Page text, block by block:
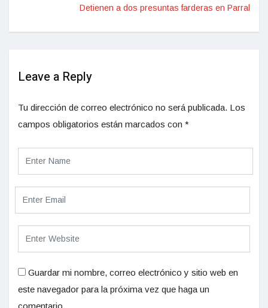
Detienen a dos presuntas farderas en Parral
Leave a Reply
Tu dirección de correo electrónico no será publicada. Los
campos obligatorios están marcados con *
Guardar mi nombre, correo electrónico y sitio web en
este navegador para la próxima vez que haga un
comentario.